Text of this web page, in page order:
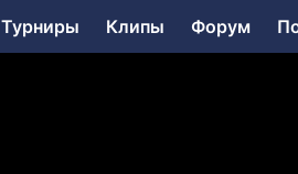
Турниры Клипы Форум